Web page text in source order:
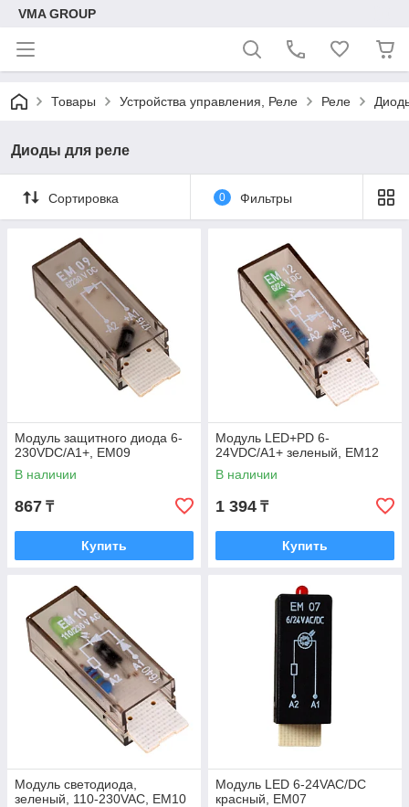
VMA GROUP
Товары Устройства управления, Реле Реле
Диоды для реле
Сортировка 0 Фильтры
Модуль защитного диода 6-
230VDC/A1+, EM09
В наличии
867 ₸
Купить
Модуль LED+PD 6-
24VDC/A1+ зеленый, EM12
В наличии
1 394 ₸
Купить
Модуль светодиода,
зеленый, 110-230VAC, EM10
Модуль LED 6-24VAC/DC
красный, EM07